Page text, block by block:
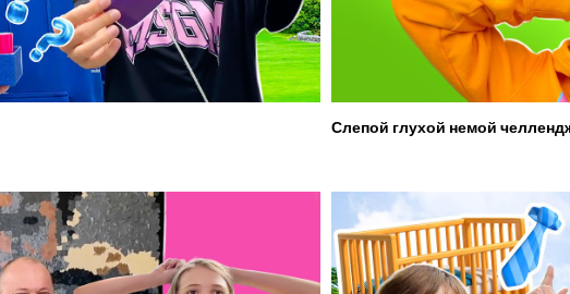
Слепой глухой немой